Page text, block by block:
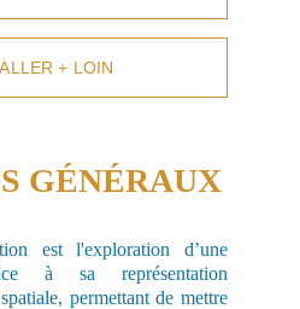
+ LOIN
GÉNÉRAUX
est l'exploration d’une
à sa représentation
permettant de mettre